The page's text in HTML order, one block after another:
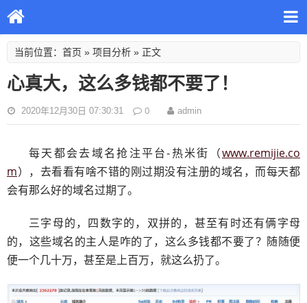
当前位置： 首页 » 项目分析 » 正文
心真大，这么多钱都不要了！
2020年12月30日 07:30:31 0 admin
每天都会去域名抢注平台-热米街（www.remijie.co
m），去看看有啥不错的刚过期没有注册的域名，而每天都
会有那么好的域名过期了。
三字母的，四数字的，双拼的，甚至有时还有俩字母
的，这些域名的主人是咋的了，这么多钱都不要了？随随便
便一个几十万，甚至是上百万，就这么扔了。